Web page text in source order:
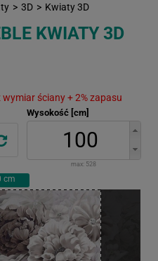
> 3D > Kwiaty 3D
KWIATY 3D
ściany + 2% zapasu
Wysokość [cm]
max: 528
cm